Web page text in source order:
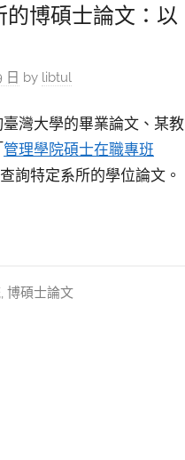
博碩士論文：以
日 by libtul
灣大學的畢業論文、某教
管理學院碩士在職專班
詢特定系所的學位論文。
, 博碩士論文